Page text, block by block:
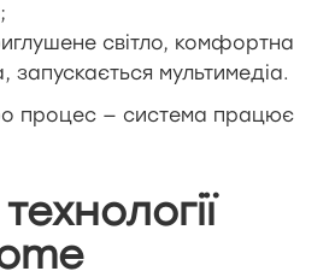
світло, комфортна
запускається мультимедіа.
процес — система працює